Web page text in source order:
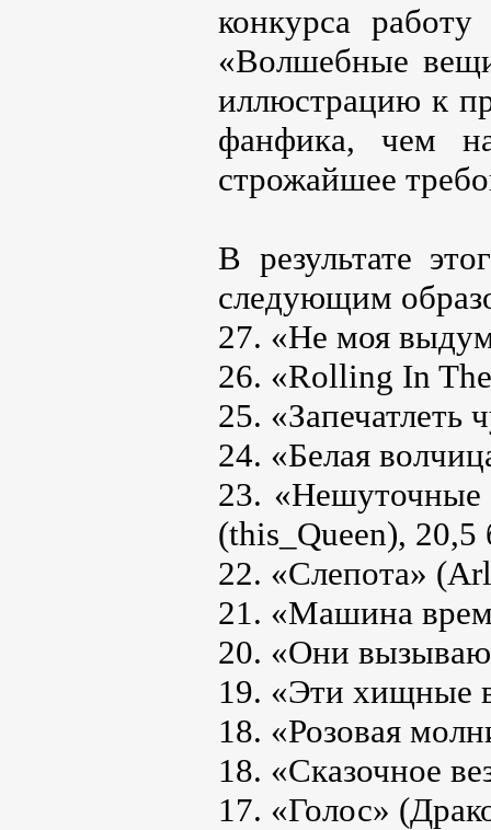
конкурса
«Волшебные
иллюстрацию к
фанфика, чем
строжайшее
В результате
следующим
27. «Не моя
26. «Rolling In
25. «Запечатлеть
24. «Белая
23. «Нешуточные
(this_Queen), 20,5
22. «Слепота»
21. «Машина
20. «Они
19. «Эти хищные
18. «Розовая
18. «Сказочное
17. «Голос»